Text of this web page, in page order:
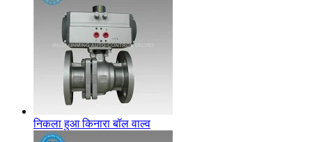
निकला हुआ किनारा बॉल वाल्व